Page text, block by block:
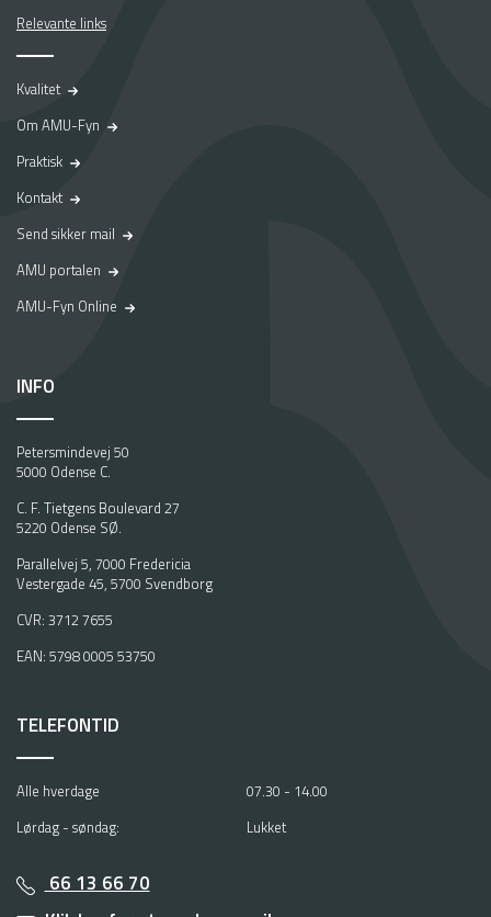
Relevante links
Kvalitet
Om AMU-Fyn
Praktisk
Kontakt
Send sikker mail
AMU portalen
AMU-Fyn Online
INFO
Petersmindevej 50
5000 Odense C.
C. F. Tietgens Boulevard 27
5220 Odense SØ.
Parallelvej 5, 7000 Fredericia
Vestergade 45, 5700 Svendborg
CVR: 3712 7655
EAN: 5798 0005 53750
TELEFONTID
Alle hverdage
07.30 - 14.00
Lørdag - søndag:
Lukket
66 13 66 70